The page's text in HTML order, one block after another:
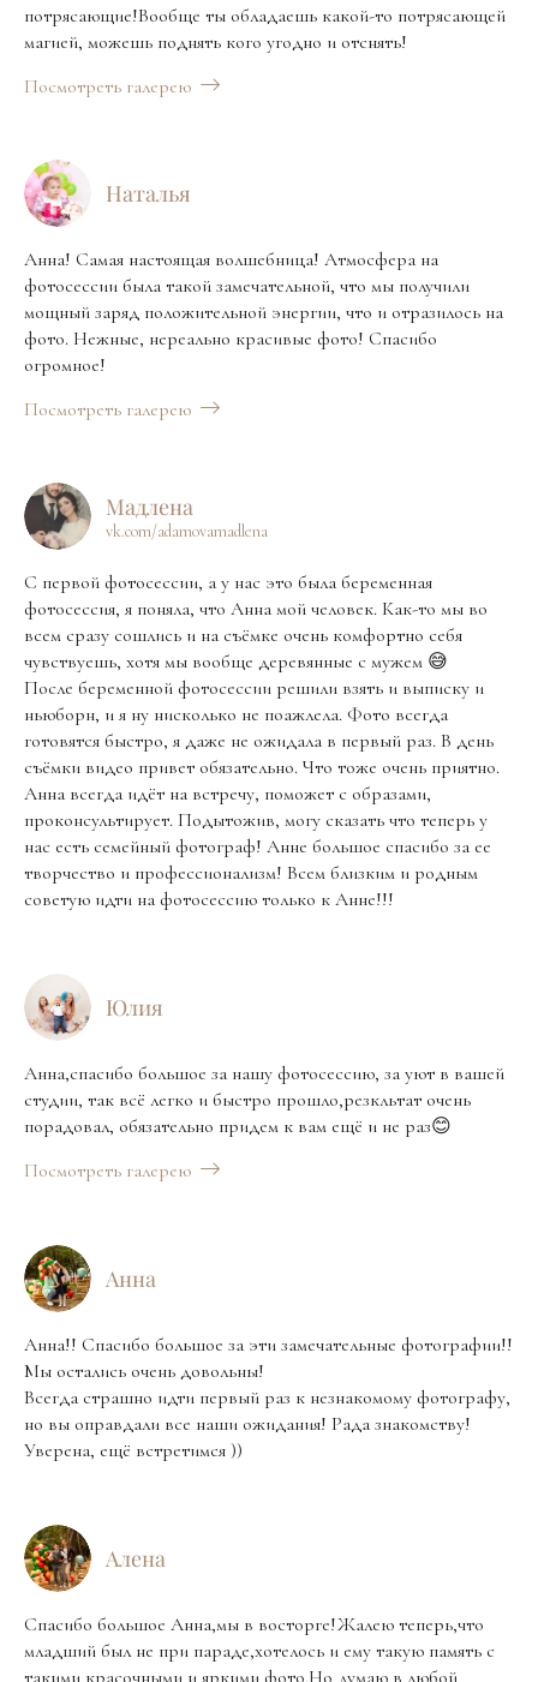
потрясающие!Вообще ты обладаешь какой-то потрясающей
магией, можешь поднять кого угодно и отснять!
Посмотреть галерею
Наталья
Анна! Самая настоящая волшебница! Атмосфера на
фотосессии была такой замечательной, что мы получили
мощный заряд положительной энергии, что и отразилось на
фото. Нежные, нереально красивые фото! Спасибо
огромное!
Посмотреть галерею
Мадлена
vk.com/adamovamadlena
С первой фотосессии, а у нас это была беременная
фотосессия, я поняла, что Анна мой человек. Как-то мы во
всем сразу сошлись и на съёмке очень комфортно себя
чувствуешь, хотя мы вообще деревянные с мужем 😅
После беременной фотосессии решили взять и выписку и
ньюборн, и я ну нисколько не поажлела. Фото всегда
готовятся быстро, я даже не ожидала в первый раз. В день
съёмки видео привет обязательно. Что тоже очень приятно.
Анна всегда идёт на встречу, поможет с образами,
проконсультирует. Подытожив, могу сказать что теперь у
нас есть семейный фотограф! Анне большое спасибо за ее
творчество и профессионализм! Всем близким и родным
советую идти на фотосессию только к Анне!!!
Юлия
Анна,спасибо большое за нашу фотосессию, за уют в вашей
студии, так всё легко и быстро прошло,резкльтат очень
порадовал, обязательно придем к вам ещё и не раз😊
Посмотреть галерею
Анна
Анна!! Спасибо большое за эти замечательные фотографии!!
Мы остались очень довольны!
Всегда страшно идти первый раз к незнакомому фотографу,
но вы оправдали все наши ожидания! Рада знакомству!
Уверена, ещё встретимся ))
Алена
Спасибо большое Анна,мы в восторге!Жалею теперь,что
младший был не при параде,хотелось и ему такую память с
такими красочными и яркими фото.Но думаю в любой